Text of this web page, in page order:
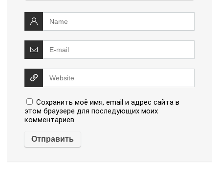
Сохранить моё имя, email и адрес сайта в
этом браузере для последующих моих
комментариев.